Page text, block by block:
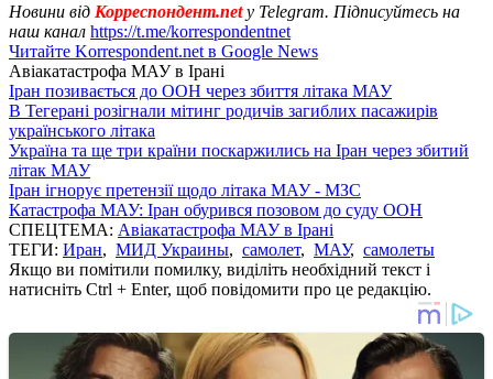
Новини від Корреспондент.net у Telegram. Підписуйтесь на
наш канал https://t.me/korrespondentnet
Читайте Korrespondent.net в Google News
Авіакатастрофа МАУ в Ірані
Іран позивається до ООН через збиття літака МАУ
В Тегерані розігнали мітинг родичів загиблих пасажирів
українського літака
Україна та ще три країни поскаржились на Іран через збитий
літак МАУ
Іран ігнорує претензії щодо літака МАУ - МЗС
Катастрофа МАУ: Іран обурився позовом до суду ООН
СПЕЦТЕМА: Авіакатастрофа МАУ в Ірані
ТЕГИ: Иран, МИД Украины, самолет, МАУ, самолеты
Якщо ви помітили помилку, виділіть необхідний текст і
натисніть Ctrl + Enter, щоб повідомити про це редакцію.